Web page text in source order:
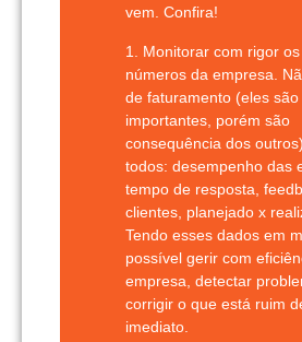
vem. Confira!
1. Monitorar com rigor os
números da empresa.
de faturamento (eles são
importantes, porém são
consequência dos
todos: desempenho das
tempo de resposta,
clientes, planejado x
Tendo esses dados em
possível gerir com
empresa, detectar
corrigir o que está ruim
imediato.